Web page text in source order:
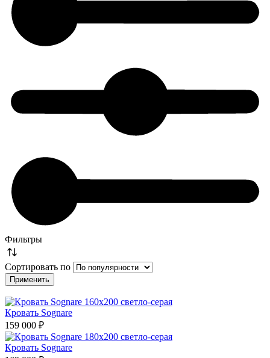
Фильтры
Сортировать по
Кровать Sognare
159 000 ₽
Кровать Sognare